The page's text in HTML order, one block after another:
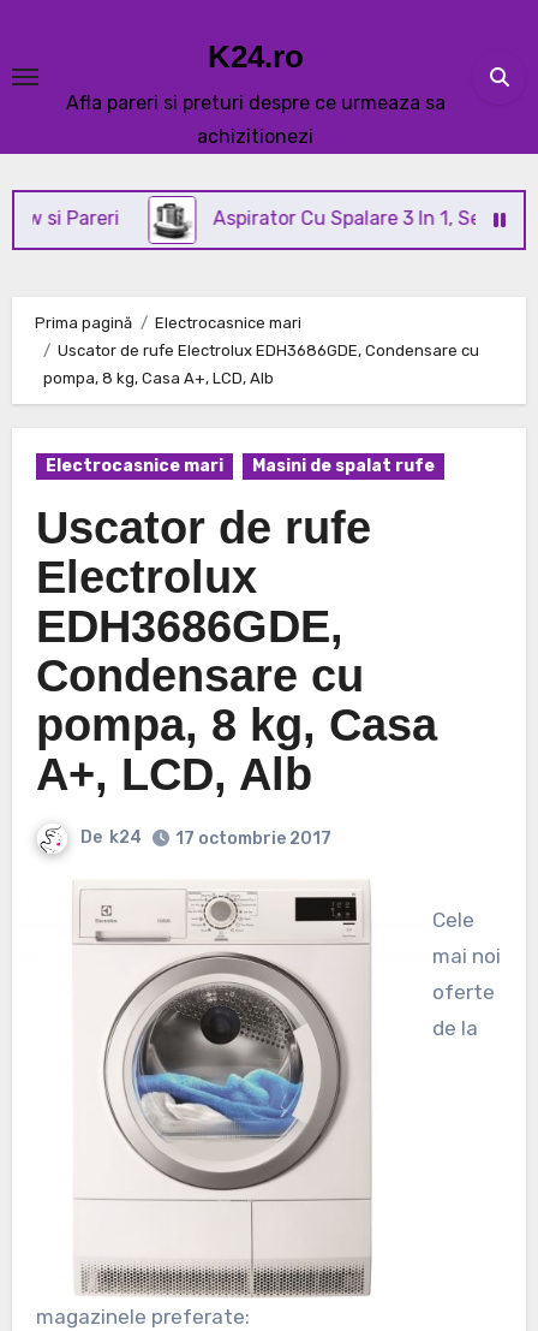
content
K24.ro
Afla pareri si preturi despre ce urmeaza sa
achizitionezi
Aspirator Cu Spalare 3 In 1, SeveShop® C3
Prima pagină
Electrocasnice mari
Uscator de rufe Electrolux EDH3686GDE, Condensare cu
pompa, 8 kg, Casa A+, LCD, Alb
Electrocasnice mari Masini de spalat rufe
Uscator de rufe
Electrolux
EDH3686GDE,
Condensare cu
pompa, 8 kg, Casa
A+, LCD, Alb
De k24 17 octombrie 2017
Cele
mai noi
oferte
de la
magazinele preferate: